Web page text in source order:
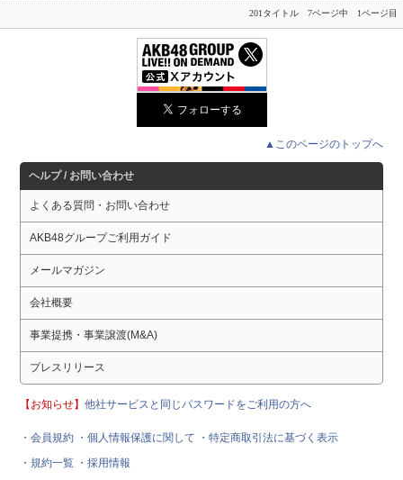
201タイトル 7ページ中 1ページ目
▲このページのトップへ
ヘルプ / お問い合わせ
よくある質問・お問い合わせ
AKB48グループご利用ガイド
メールマガジン
会社概要
事業提携・事業譲渡(M&A)
プレスリリース
【お知らせ】他社サービスと同じパスワードをご利用の方へ
・会員規約 ・個人情報保護に関して
・特定商取引法に基づく表示
・規約一覧 ・採用情報